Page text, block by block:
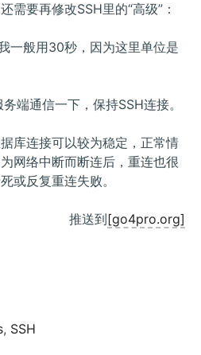
需要再修改SSH里的“高级”：
一般用30秒，因为这里单位是
端通信一下，保持SSH连接。
库连接可以较为稳定，正常情
网络中断而断连后，重连也很
或反复重连失败。
推送到[go4pro.org]
, SSH